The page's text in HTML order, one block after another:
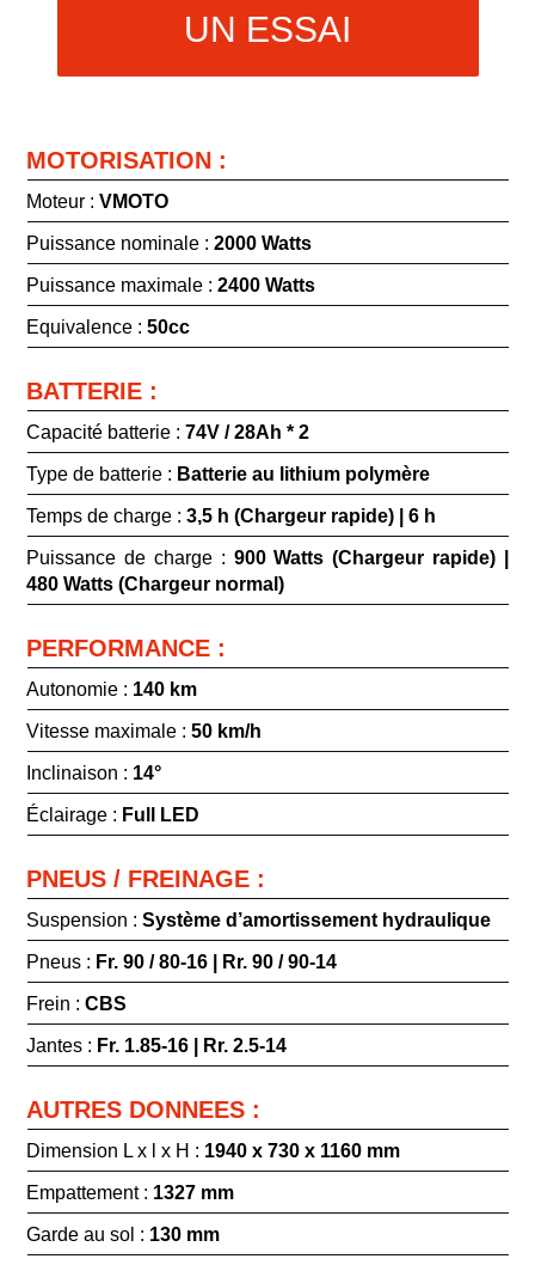
UN ESSAI
MOTORISATION :
Moteur :VMOTO
Puissance nominale :2000 Watts
Puissance maximale :2400 Watts
Equivalence :50cc
BATTERIE :
Capacité batterie :74V / 28Ah * 2
Type de batterie : Batterie au lithium polymère
Temps de charge :3,5 h (Chargeur rapide) | 6 h
Puissance de charge : 900 Watts (Chargeur rapide) |
480 Watts (Chargeur normal)
PERFORMANCE :
Autonomie : 140 km
Vitesse maximale :50 km/h
Inclinaison : 14°
Éclairage : Full LED
PNEUS / FREINAGE :
Suspension :Système d’amortissement hydraulique
Pneus : Fr. 90 / 80-16 | Rr. 90 / 90-14
Frein :CBS
Jantes : Fr. 1.85-16 | Rr. 2.5-14
AUTRES DONNEES :
Dimension L x l x H : 1940 x 730 x 1160 mm
Empattement : 1327 mm
Garde au sol : 130 mm